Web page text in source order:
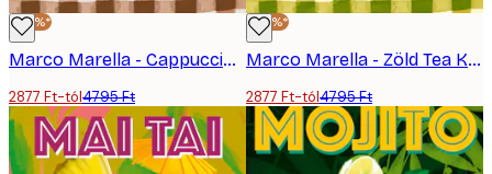
-40%*
Marco Marella - Cappuccino Kancsó Poszter
2877 Ft-tól4795 Ft
-40%*
Marco Marella - Zöld Tea Kancsó Poszter
2877 Ft-tól4795 Ft